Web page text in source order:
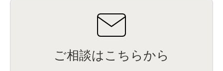
ご相談はこちらから